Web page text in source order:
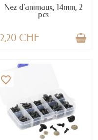
Nez d'animaux, 14mm, 2
pcs
2,20 CHF
favorite_border